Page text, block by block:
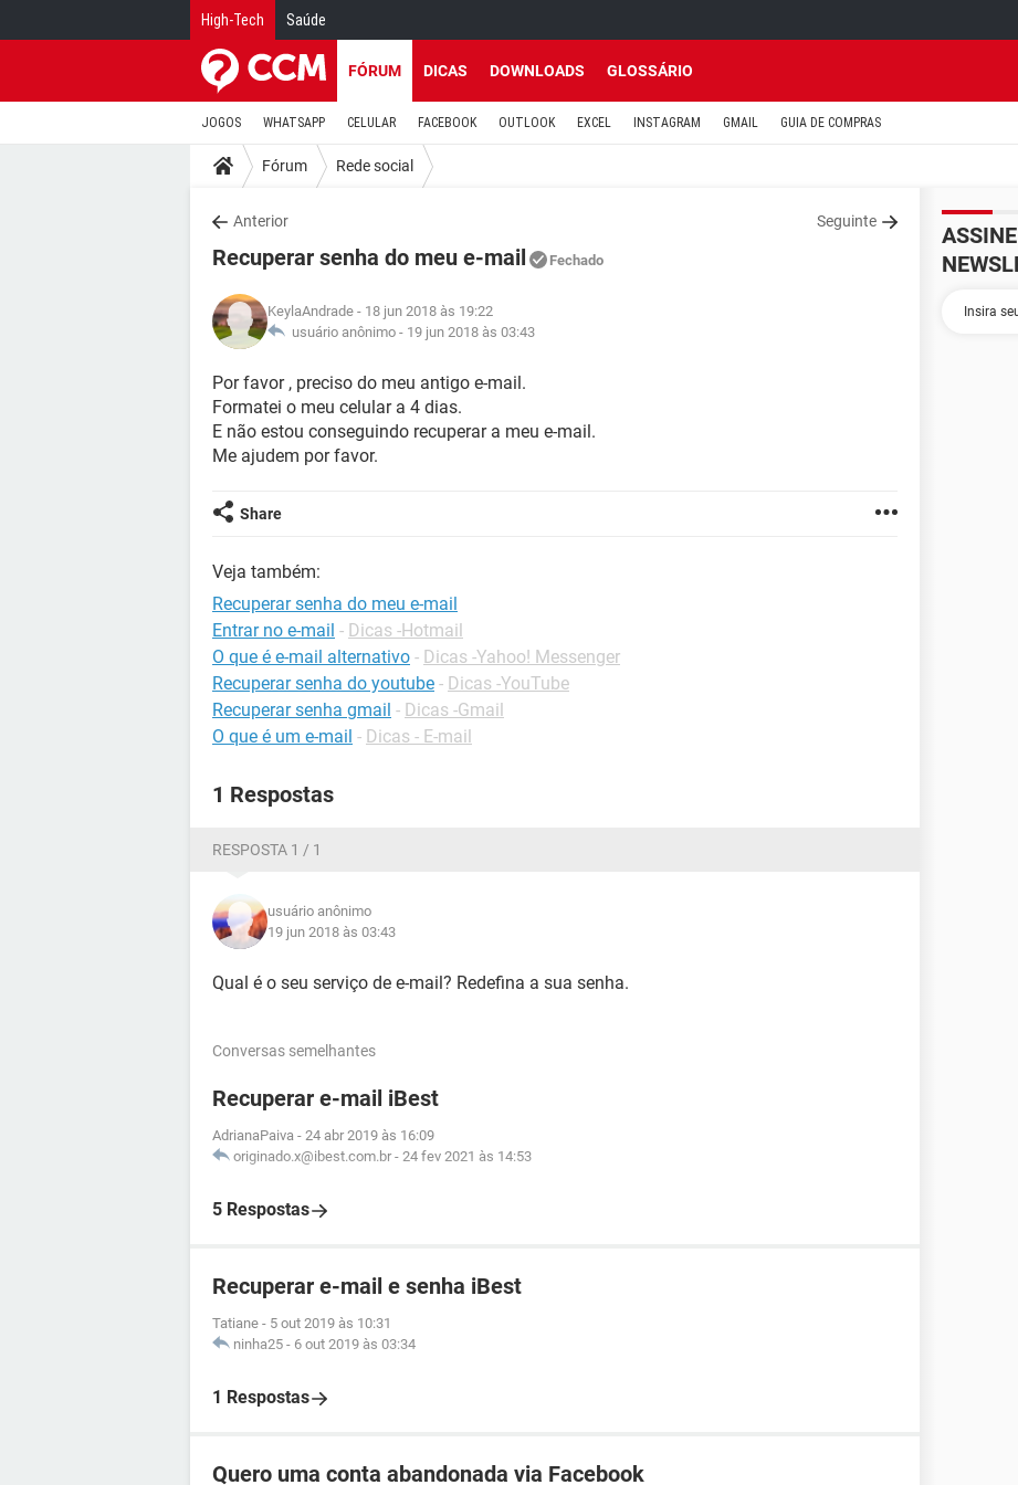
High-Tech Saúde
FÓRUM DICAS DOWNLOADS GLOSSÁRIO
JOGOS WHATSAPP CELULAR FACEBOOK OUTLOOK EXCEL INSTAGRAM GMAIL GUIA DE COMPRAS
Fórum Rede social
Anterior Seguinte
Recuperar senha do meu e-mail Fechado
KeylaAndrade - 18 jun 2018 às 19:22
usuário anônimo - 19 jun 2018 às 03:43
Por favor , preciso do meu antigo e-mail.
Formatei o meu celular a 4 dias.
E não estou conseguindo recuperar a meu e-mail.
Me ajudem por favor.
Share
Veja também:
Recuperar senha do meu e-mail
Entrar no e-mail - Dicas -Hotmail
O que é e-mail alternativo - Dicas -Yahoo! Messenger
Recuperar senha do youtube - Dicas -YouTube
Recuperar senha gmail - Dicas -Gmail
O que é um e-mail - Dicas - E-mail
1 Respostas
RESPOSTA 1 / 1
usuário anônimo
19 jun 2018 às 03:43
Qual é o seu serviço de e-mail? Redefina a sua senha.
Conversas semelhantes
Recuperar e-mail iBest
AdrianaPaiva - 24 abr 2019 às 16:09
originado.x@ibest.com.br - 24 fev 2021 às 14:53
5 Respostas
Recuperar e-mail e senha iBest
Tatiane - 5 out 2019 às 10:31
ninha25 - 6 out 2019 às 03:34
1 Respostas
Quero uma conta abandonada via Facebook